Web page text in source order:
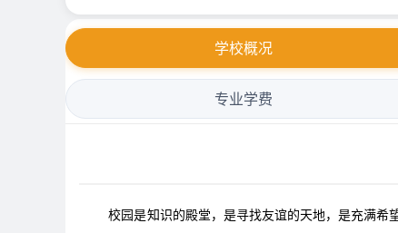
学校概况
专业学费
校园是知识的殿堂，是寻找友谊的天地，是充满希望